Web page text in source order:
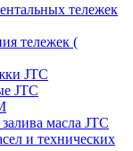
тележек
тележек (
JTC
JTC
масла JTC
и технических